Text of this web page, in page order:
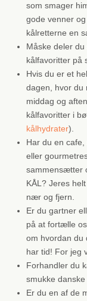
som smager
gode venner
kålretterne en
Måske deler
kålfavoritter på
Hvis du er et
dagen, hvor du
middag og
kålfavoritter i
kålhydrater).
Har du en cafe,
eller
sammensætter
KÅL? Jeres
nær og fjern.
Er du gartner
på at fortælle
om hvordan du
har tid! For jeg
Forhandler du
smukke danske
Er du en af de